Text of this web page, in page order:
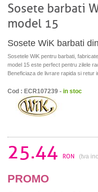
Sosete barbati
model 15
Sosete WiK barbati
Sosetele WiK pentru barbati,
model 15 este perfect pentru zilele
Beneficiaza de livrare rapida si retur
Cod : ECR107239 - in stoc
25.44 RON (tva
PROMO